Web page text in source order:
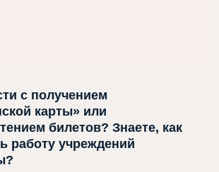
с получением
карты» или
билетов? Знаете, как
работу учреждений